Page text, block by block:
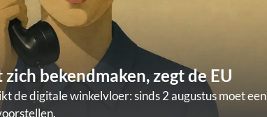
bekendmaken, zegt de EU
de digitale winkelvloer: sinds 2 augustus moet een